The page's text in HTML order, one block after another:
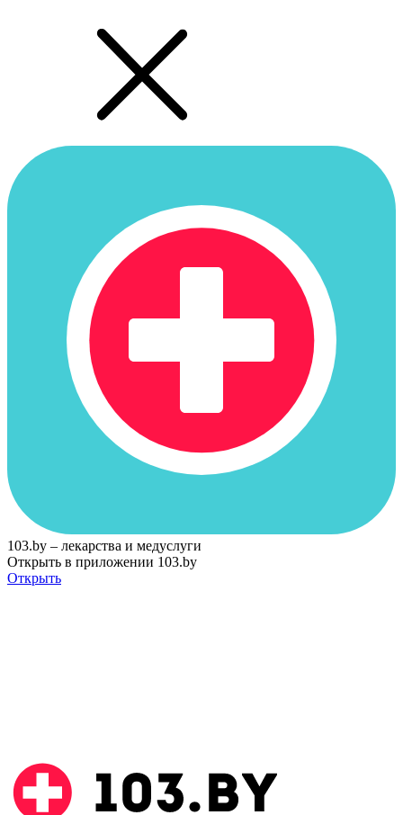
103.by – лекарства и медуслуги
Открыть в приложении 103.by
Открыть